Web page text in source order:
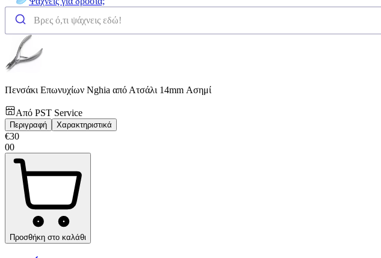
Πενσάκι Επωνυχίων Nghia από Ατσάλι 14mm Ασημί
Από PST Service
Περιγραφή Χαρακτηριστικά
€30
00
Προσθήκη στο καλάθι